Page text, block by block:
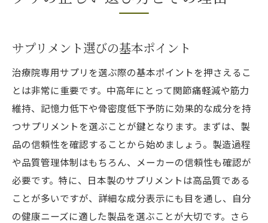
サプリメント選びの基本ポイント
治療院専用サプリを選ぶ際の基本ポイントを押さえるこ
とは非常に重要です。中高年にとって関節痛軽減や筋力
維持、記憶力低下や骨密度低下予防に効果的な成分を持
つサプリメントを選ぶことが鍵となります。まずは、製
品の信頼性を確認することから始めましょう。製造過程
や品質管理体制はもちろん、メーカーの信頼性も確認が
必要です。特に、日本製のサプリメントは高品質である
ことが多いですが、詳細な成分表示にも目を通し、自分
の健康ニーズに適した製品を選ぶことが大切です。さら